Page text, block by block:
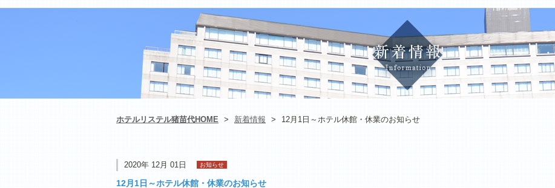
ホテルリステル猪苗代HOME > 新着情報 > 12月1日～ホテル休館・休業のお知らせ
2020年 12月 01日 お知らせ
12月1日～ホテル休館・休業のお知らせ